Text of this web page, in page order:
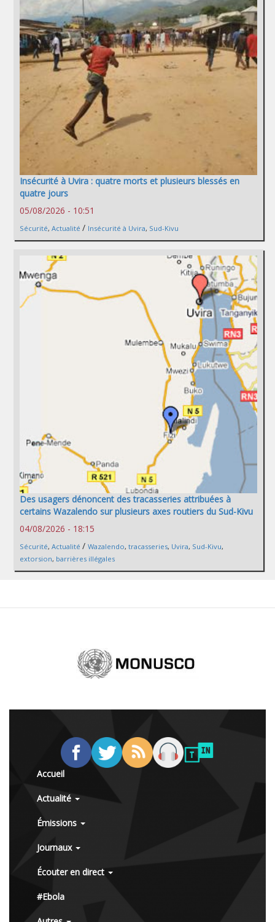
Insécurité à Uvira : quatre morts et plusieurs blessés en
quatre jours
05/08/2026 - 10:51
Sécurité, Actualité / Insécurité à Uvira, Sud-Kivu
Des usagers dénoncent des tracasseries attribuées à
certains Wazalendo sur plusieurs axes routiers du Sud-Kivu
04/08/2026 - 18:15
Sécurité, Actualité / Wazalendo, tracasseries, Uvira, Sud-Kivu,
extorsion, barrières illégales
Accueil
Actualité
Émissions
Journaux
Écouter en direct
#Ebola